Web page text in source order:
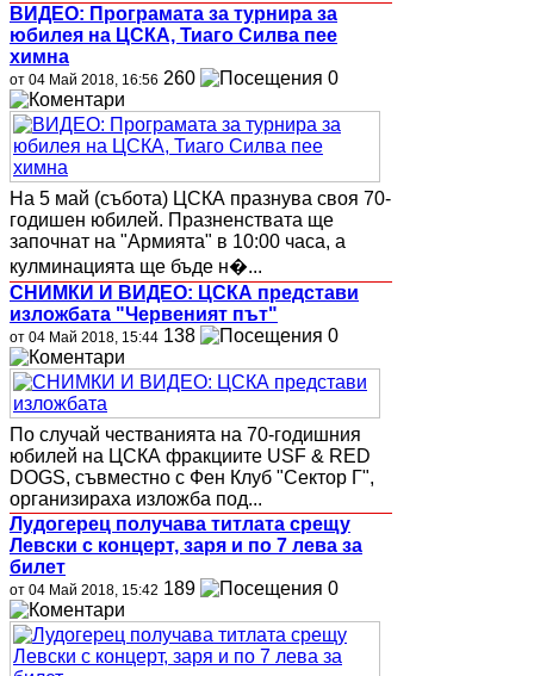
ВИДЕО: Програмата за турнира за
юбилея на ЦСКА, Тиаго Силва пее
химна
от 04 Май 2018, 16:56 260 0
На 5 май (събота) ЦСКА празнува своя 70-
годишен юбилей. Празненствата ще
започнат на "Армията" в 10:00 часа, а
кулминацията ще бъде н�...
СНИМКИ И ВИДЕО: ЦСКА представи
изложбата "Червеният път"
от 04 Май 2018, 15:44 138 0
По случай честванията на 70-годишния
юбилей на ЦСКА фракциите USF & RED
DOGS, съвместно с Фен Клуб "Сектор Г",
организираха изложба под...
Лудогерец получава титлата срещу
Левски с концерт, заря и по 7 лева за
билет
от 04 Май 2018, 15:42 189 0